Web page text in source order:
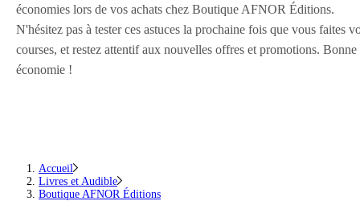
économies lors de vos achats chez Boutique AFNOR Éditions.
N'hésitez pas à tester ces astuces la prochaine fois que vous faites
courses, et restez attentif aux nouvelles offres et promotions. Bonne
économie !
Accueil
Livres et Audible
Boutique AFNOR Éditions